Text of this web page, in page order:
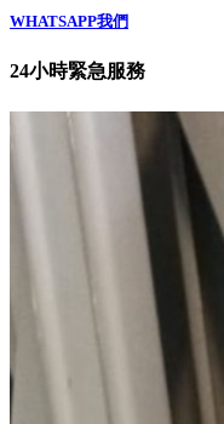
WHATSAPP我們
24小時緊急服務